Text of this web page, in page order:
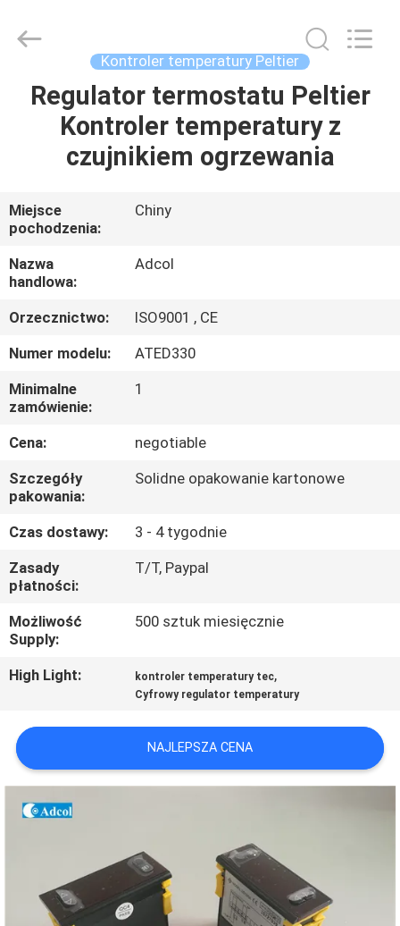
DOM
PRODUKTY
FILMY
O
NAS
WYCIECZKA
PO
FABRYCE
KONTROLA
JAKOŚCI
SKONTAKTUJ
SIĘ
Z
NAMI
AKTUALNOŚCI
SPRAWY
SITEMAP
PRIVACY
POLICY
Reserved.
Kontroler temperatury Peltier
Regulator termostatu Peltier
Kontroler temperatury z
czujnikiem ogrzewania
Miejsce
pochodzenia:
Chiny
Nazwa
handlowa:
Adcol
Orzecznictwo:
ISO9001 , CE
Numer modelu:
ATED330
Minimalne
zamówienie:
1
Cena:
negotiable
Szczegóły
pakowania:
Solidne opakowanie kartonowe
Czas dostawy:
3 - 4 tygodnie
Zasady
płatności:
T/T, Paypal
Możliwość
Supply:
500 sztuk miesięcznie
High Light: kontroler temperatury tec,
Cyfrowy regulator temperatury
NAJLEPSZA CENA